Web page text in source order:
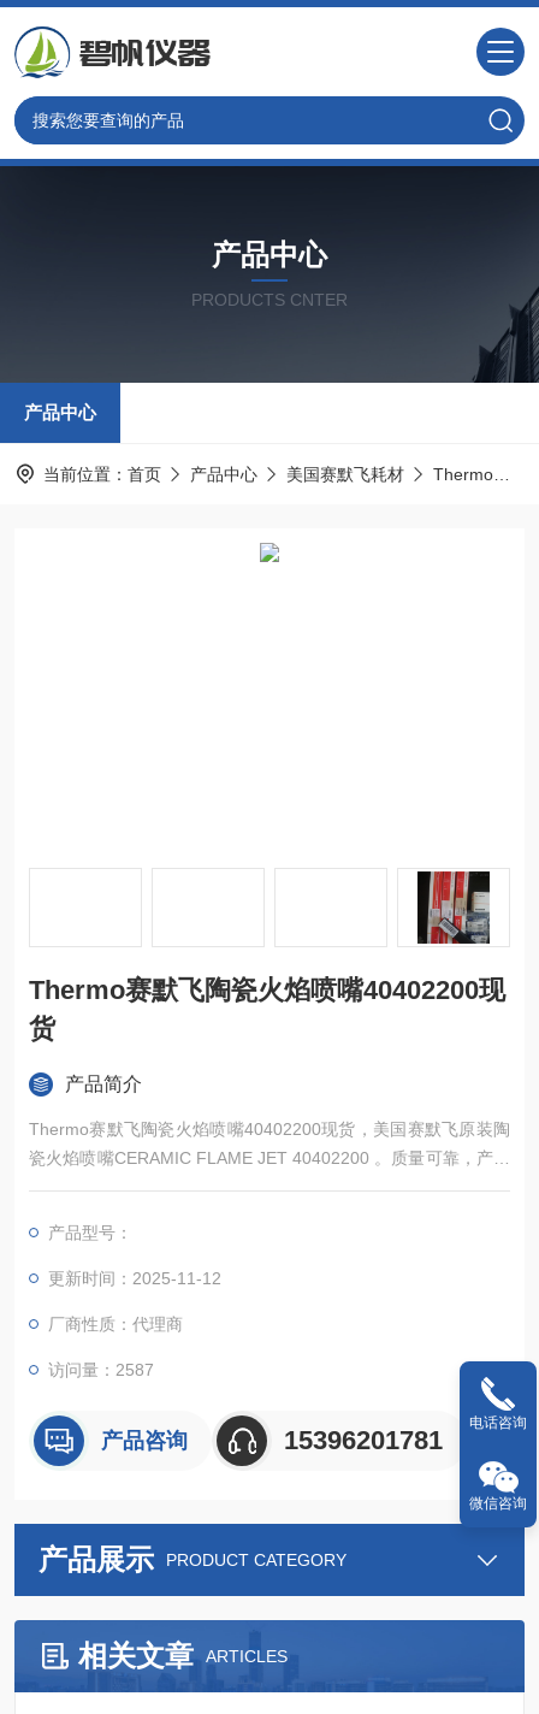
产品中心
PRODUCTS CNTER
产品中心
当前位置： 首页 产品中心 美国赛默飞耗材 Thermo热电配件耗材
Thermo赛默飞陶瓷火焰喷嘴40402200现
货
产品简介
Thermo赛默飞陶瓷火焰喷嘴40402200现货，美国赛默飞原装陶
瓷火焰喷嘴CERAMIC FLAME JET 40402200 。质量可靠，产品
*，常备现货，欢迎新老顾客来电详询。
产品型号：
更新时间：2025-11-12
厂商性质：代理商
访问量：2587
产品咨询 15396201781
产品展示 PRODUCT CATEGORY
相关文章 ARTICLES
电话咨询
微信咨询